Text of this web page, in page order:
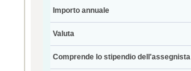
Importo annuale
Valuta
Comprende lo stipendio dell'assegnista